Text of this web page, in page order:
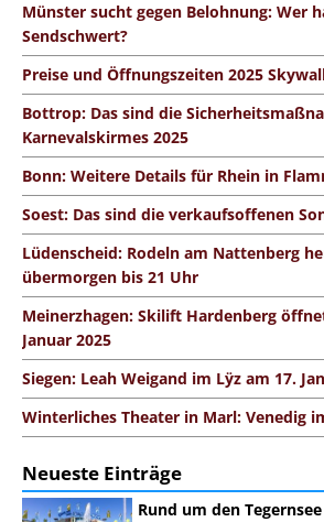
Münster sucht gegen Belohnung: Wer
Sendschwert?
Preise und Öffnungszeiten 2025
Bottrop: Das sind die
Karnevalskirmes 2025
Bonn: Weitere Details für Rhein in
Soest: Das sind die verkaufsoffenen
Lüdenscheid: Rodeln am Nattenberg
übermorgen bis 21 Uhr
Meinerzhagen: Skilift Hardenberg
Januar 2025
Siegen: Leah Weigand im Lÿz am 17.
Winterliches Theater in Marl: Venedig
Neueste Einträge
Rund um den Tegernsee